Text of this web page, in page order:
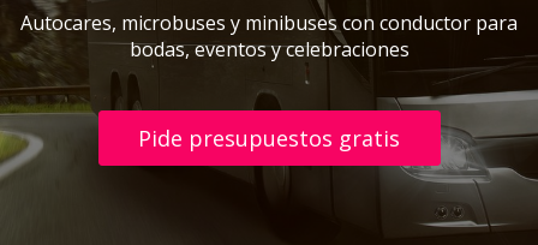
Autocares, microbuses y minibuses con conductor para
bodas, eventos y celebraciones
Pide presupuestos gratis